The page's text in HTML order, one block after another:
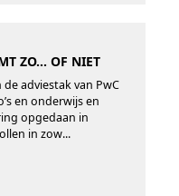
ZO… OF NIET
adviestak van PwC
en onderwijs en
opgedaan in
in zow...